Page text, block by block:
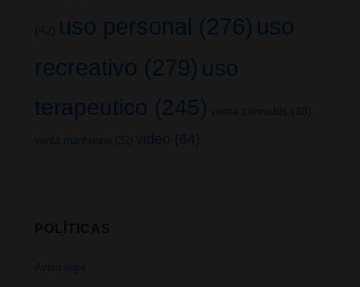
(42) uso personal (276) uso
recreativo (279) uso
terapeutico (245) venta cannabis (38)
venta marihuana (32) video (64)
Aviso legal